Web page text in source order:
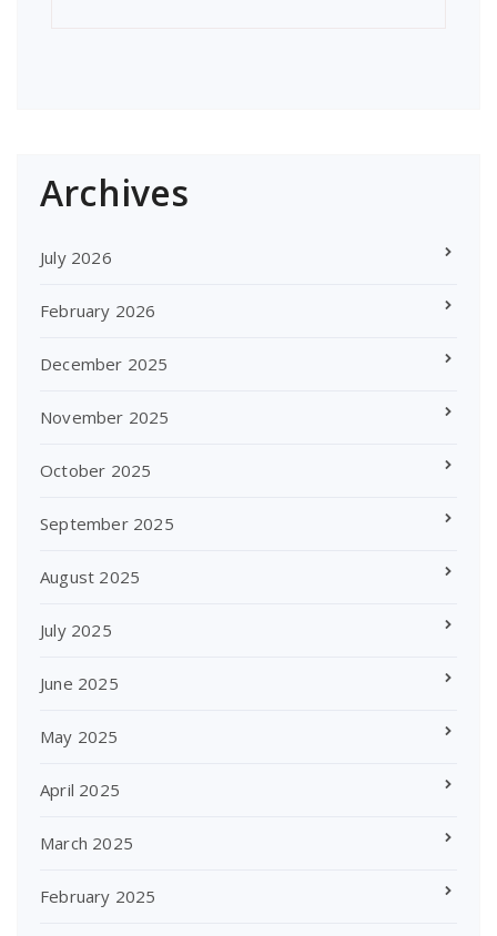
Archives
July 2026
February 2026
December 2025
November 2025
October 2025
September 2025
August 2025
July 2025
June 2025
May 2025
April 2025
March 2025
February 2025